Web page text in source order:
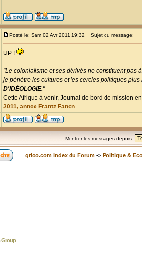
Posté le: Sam 02 Avr 2011 19:32 Sujet du message:
UP !
"Le colonialisme et ses dérivés ne constituent pas
je pénètre les cultures et les cercles politiques
D'IDÉOLOGIE."
Cette Afrique à venir, Journal de bord de mission
2011, annee Frantz Fanon
Montrer les messages depuis:
grioo.com Index du Forum -> Politique &
Group